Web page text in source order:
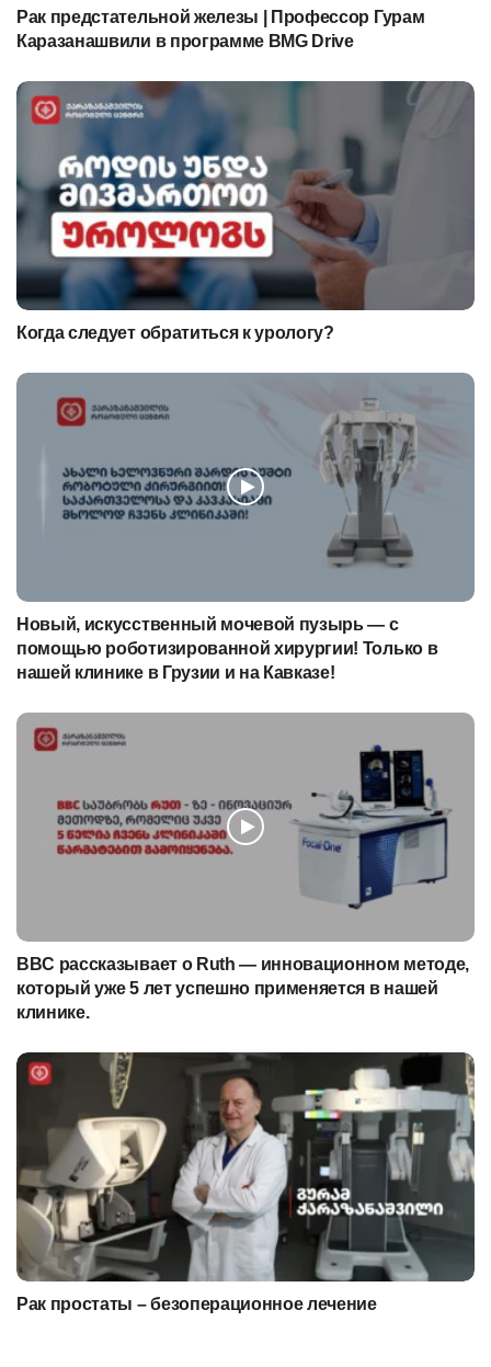
Рак предстательной железы | Профессор Гурам
Каразанашвили в программе BMG Drive
Когда следует обратиться к урологу?
Новый, искусственный мочевой пузырь — с
помощью роботизированной хирургии! Только в
нашей клинике в Грузии и на Кавказе!
BBC рассказывает о Ruth — инновационном методе,
который уже 5 лет успешно применяется в нашей
клинике.
Рак простаты – безоперационное лечение